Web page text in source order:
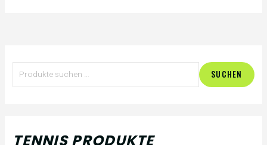
SUCHEN
TENNIS PRODUKTE
ia